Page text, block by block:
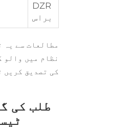
DZR
براس
مطالعات سے یہ
کی تصدیق کریں
طلب کی